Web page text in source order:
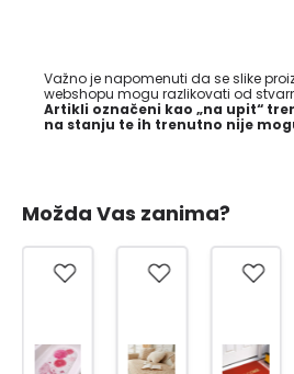
Važno je napomenuti da se slike
webshopu mogu razlikovati od
Artikli označeni kao „na upit“
na stanju te ih trenutno nije
Možda Vas zanima?